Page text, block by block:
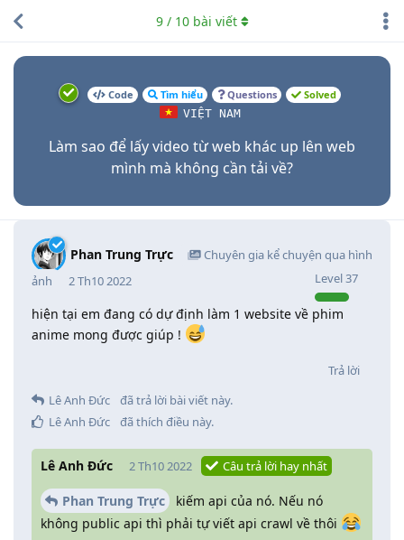
Code Tìm hiểu Questions
Solved
VIỆT NAM
Làm sao để lấy video từ web khác up lên web
mình mà không cần tải về?
9/ 10bài viết
Phan Trung Trực
Chuyên gia kể chuyện qua hình
ảnh
Level37
2 Th10 2022
hiện tại em đang có dự định làm 1 website về phim
anime mong được giúp !
Trả lời
Lê Anh Đức
đã trả lời bài viết này.
Lê Anh Đức
đã thích điều này.
Lê Anh Đức 2 Th10 2022 Câu trả lời hay nhất
Phan Trung Trực
kiếm api của nó. Nếu nó
không public api thì phải tự viết api crawl về thôi